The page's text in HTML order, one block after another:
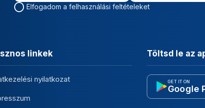
Elfogadom a felhasználási feltételeket
linkek
nyilatkozat
Töltsd le az
GET IT ON
Google